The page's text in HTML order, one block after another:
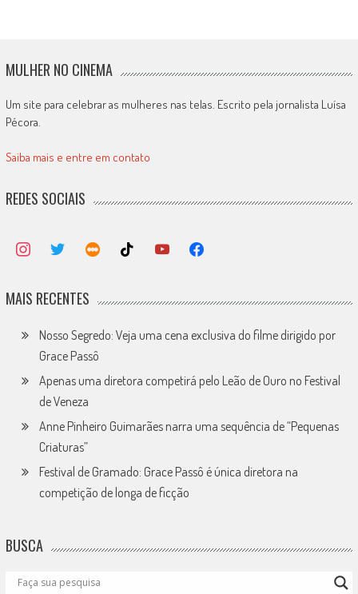
MULHER NO CINEMA
Um site para celebrar as mulheres nas telas. Escrito pela jornalista Luísa
Pécora.
Saiba mais e entre em contato
REDES SOCIAIS
MAIS RECENTES
Nosso Segredo: Veja uma cena exclusiva do filme dirigido por
Grace Passô
Apenas uma diretora competirá pelo Leão de Ouro no Festival
de Veneza
Anne Pinheiro Guimarães narra uma sequência de “Pequenas
Criaturas”
Festival de Gramado: Grace Passô é única diretora na
competição de longa de ficção
BUSCA